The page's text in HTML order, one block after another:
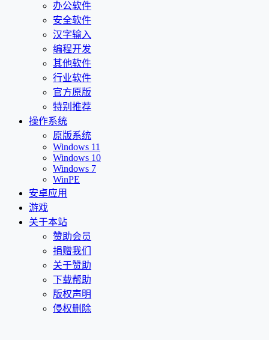
办公软件
安全软件
汉字输入
编程开发
其他软件
行业软件
官方原版
特别推荐
操作系统
原版系统
Windows 11
Windows 10
Windows 7
WinPE
安卓应用
游戏
关于本站
赞助会员
捐赠我们
关于赞助
下载帮助
版权声明
侵权删除